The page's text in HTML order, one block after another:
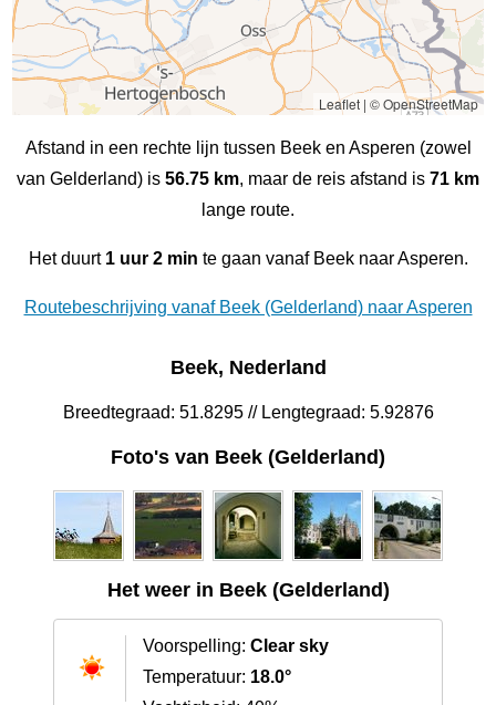
Leaflet| © OpenStreetMap
Afstand in een rechte lijn tussen Beek en Asperen (zowel
van Gelderland) is 56.75 km, maar de reis afstand is 71 km
lange route.
Het duurt 1 uur 2 min te gaan vanaf Beek naar Asperen.
Routebeschrijving vanaf Beek (Gelderland) naar Asperen
Beek, Nederland
Breedtegraad: 51.8295 // Lengtegraad: 5.92876
Foto's van Beek (Gelderland)
Het weer in Beek (Gelderland)
Voorspelling: Clear sky
Temperatuur: 18.0°